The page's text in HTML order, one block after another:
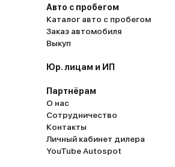
Авто с пробегом
Каталог авто с пробегом
Заказ автомобиля
Выкуп
Юр. лицам и ИП
Партнёрам
О нас
Сотрудничество
Контакты
Личный кабинет дилера
YouTube Autospot